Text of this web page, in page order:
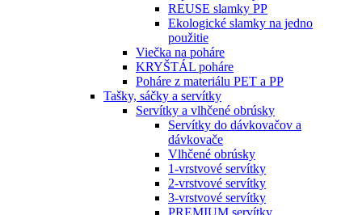
REUSE slamky PP
Ekologické slamky na jedno
použitie
Viečka na poháre
KRYŠTÁL poháre
Poháre z materiálu PET a PP
Tašky, sáčky a servítky
Servítky a vlhčené obrúsky
Servítky do dávkovačov a
dávkovače
Vlhčené obrúsky
1-vrstvové servítky
2-vrstvové servítky
3-vrstvové servítky
PREMIUM servítky